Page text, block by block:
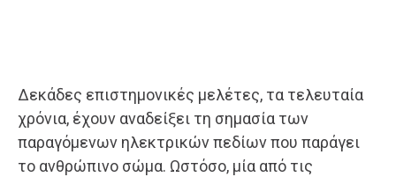
Δεκάδες επιστημονικές μελέτες, τα τελευταία
χρόνια, έχουν αναδείξει τη σημασία των
παραγόμενων ηλεκτρικών πεδίων που παράγει
το ανθρώπινο σώμα. Ωστόσο, μία από τις